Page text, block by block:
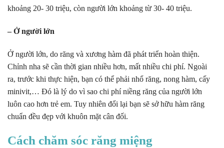
khoảng 20- 30 triệu, còn người lớn khoảng từ 30- 40 triệu.
– Ở người lớn
Ở người lớn, do răng và xương hàm đã phát triển hoàn thiện.
Chỉnh nha sẽ cần thời gian nhiều hơn, mất nhiều chi phí. Ngoài
ra, trước khi thực hiện, bạn có thể phải nhổ răng, nong hàm, cấy
minivit,… Đó là lý do vì sao chi phí niềng răng của người lớn
luôn cao hơn trẻ em. Tuy nhiên đổi lại bạn sẽ sở hữu hàm răng
chuẩn đều đẹp với khuôn mặt cân đối.
Cách chăm sóc răng miệng